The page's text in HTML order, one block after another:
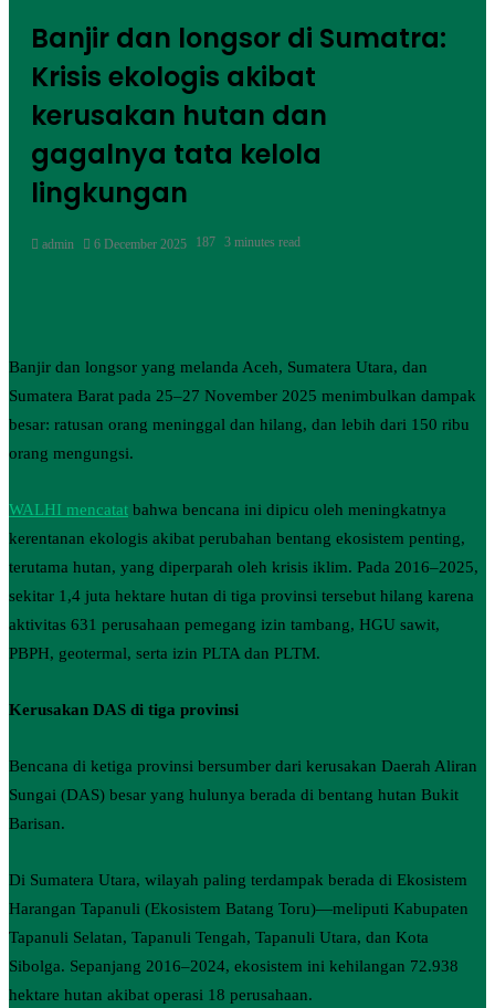
Banjir dan longsor di Sumatra:
Krisis ekologis akibat
kerusakan hutan dan
gagalnya tata kelola
lingkungan
admin 6 December 2025 187 3 minutes read
Banjir dan longsor yang melanda Aceh, Sumatera Utara, dan
Sumatera Barat pada 25–27 November 2025 menimbulkan dampak
besar: ratusan orang meninggal dan hilang, dan lebih dari 150 ribu
orang mengungsi.
WALHI mencatat bahwa bencana ini dipicu oleh meningkatnya
kerentanan ekologis akibat perubahan bentang ekosistem penting,
terutama hutan, yang diperparah oleh krisis iklim. Pada 2016–2025,
sekitar 1,4 juta hektare hutan di tiga provinsi tersebut hilang karena
aktivitas 631 perusahaan pemegang izin tambang, HGU sawit,
PBPH, geotermal, serta izin PLTA dan PLTM.
Kerusakan DAS di tiga provinsi
Bencana di ketiga provinsi bersumber dari kerusakan Daerah Aliran
Sungai (DAS) besar yang hulu­nya berada di bentang hutan Bukit
Barisan.
Di Sumatera Utara, wilayah paling terdampak berada di Ekosistem
Harangan Tapanuli (Ekosistem Batang Toru)—meliputi Kabupaten
Tapanuli Selatan, Tapanuli Tengah, Tapanuli Utara, dan Kota
Sibolga. Sepanjang 2016–2024, ekosistem ini kehilangan 72.938
hektare hutan akibat operasi 18 perusahaan.